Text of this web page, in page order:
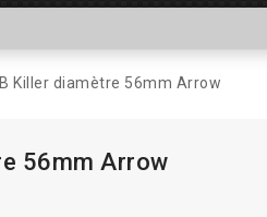
Killer diamètre 56mm Arrow
56mm Arrow